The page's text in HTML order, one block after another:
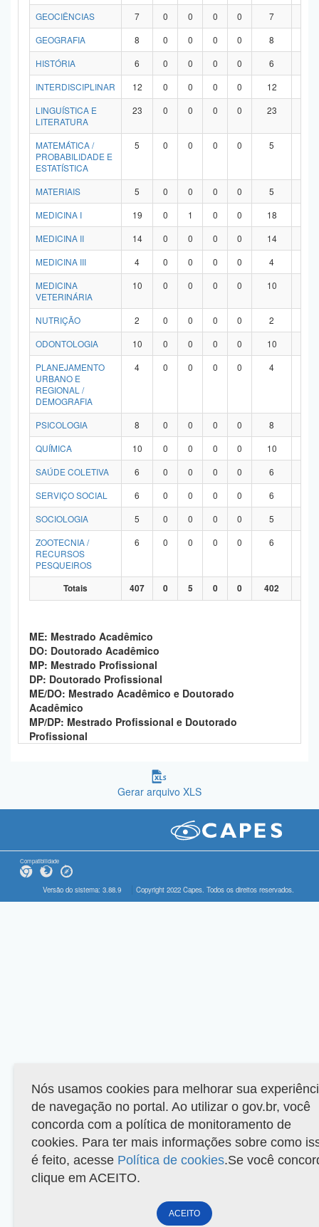
GEOCIÊNCIAS
7 0 0 0 0 7
GEOGRAFIA
8 0 0 0 0 8
HISTÓRIA
6 0 0 0 0 6
INTERDISCIPLINAR
12 0 0 0 0 12
LINGUÍSTICA E
LITERATURA
23 0 0 0 0 23
MATEMÁTICA /
PROBABILIDADE E
ESTATÍSTICA
5 0 0 0 0 5
MATERIAIS 5 0 0 0 0 5
MEDICINA I
19 0 1 0 0 18
MEDICINA II
14 0 0 0 0 14
MEDICINA III
4 0 0 0 0 4
MEDICINA
VETERINÁRIA
10 0 0 0 0 10
NUTRIÇÃO 2 0 0 0 0 2
ODONTOLOGIA
10 0 0 0 0 10
PLANEJAMENTO
URBANO E
REGIONAL /
DEMOGRAFIA
4 0 0 0 0 4
PSICOLOGIA 8 0 0 0 0 8
QUÍMICA
10 0 0 0 0 10
SAÚDE COLETIVA
6 0 0 0 0 6
SERVIÇO SOCIAL
6 0 0 0 0 6
SOCIOLOGIA
5 0 0 0 0 5
ZOOTECNIA /
RECURSOS
PESQUEIROS
6 0 0 0 0 6
Totais 407 0 5 0 0 402
ME: Mestrado Acadêmico
DO: Doutorado Acadêmico
MP: Mestrado Profissional
DP: Doutorado Profissional
ME/DO: Mestrado Acadêmico e Doutorado
Acadêmico
MP/DP: Mestrado Profissional e Doutorado
Profissional
Gerar arquivo XLS
Compatibilidade
Versão do sistema: 3.88.9 Copyright 2022 Capes. Todos os direitos reservados.
Nós usamos cookies para melhorar sua
de navegação no portal. Ao utilizar o gov.br, você
concorda com a política de monitoramento de
cookies. Para ter mais informações sobre como
é feito, acesse Política de cookies.Se você
clique em ACEITO.
ACEITO